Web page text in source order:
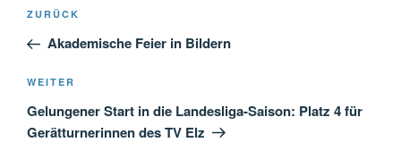
Vorheriger
Beitrag
ZURÜCK
Akademische Feier in Bildern
Nächster
Beitrag
WEITER
Gelungener Start in die Landesliga-Saison: Platz 4 für
Gerätturnerinnen des TV Elz